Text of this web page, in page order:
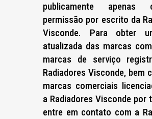
publicamente
permissão por escrito da
Visconde. Para obter
atualizada das marcas
marcas de serviço
Radiadores Visconde, bem
marcas comerciais
a Radiadores Visconde por
entre em contato com a